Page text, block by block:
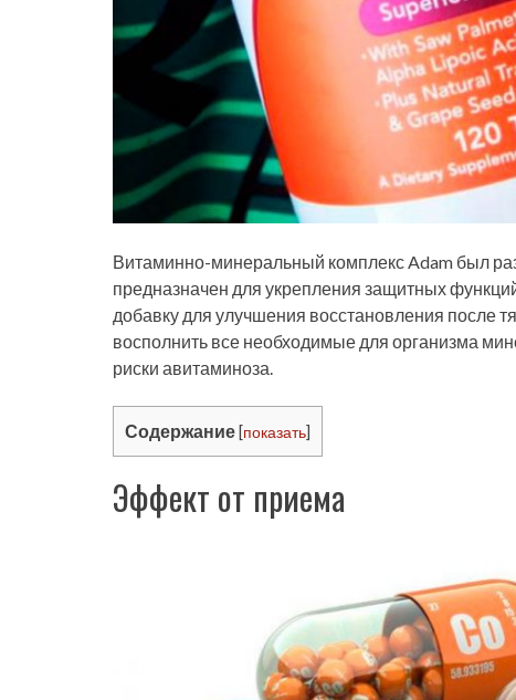
Витаминно-минеральный комплекс Adam был
предназначен для укрепления защитных
добавку для улучшения восстановления после
восполнить все необходимые для организма
риски авитаминоза.
Содержание [показать]
Эффект от приема